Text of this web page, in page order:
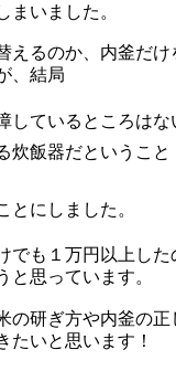
まいました。
えるのか、内釜だ
、結局
しているところはな
炊飯器だということ
とにしました。
でも１万円以上し
と思っています。
の研ぎ方や内釜の
たいと思います！